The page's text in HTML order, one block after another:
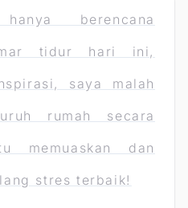
berencana
tidur hari ini,
saya malah
rumah secara
memuaskan dan
stres terbaik!